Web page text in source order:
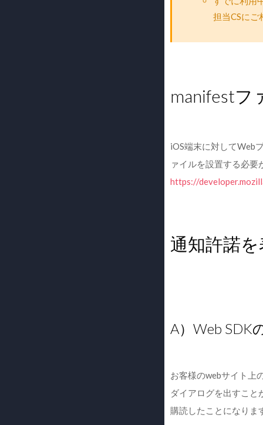
担当CSにご
manifestフ
iOS端末に対してWeb
ァイルを設置する必
https://
通知許諾
A）Web SDK
お客様のwebサイト上
ダイアログを出すこと
購読したことになりま